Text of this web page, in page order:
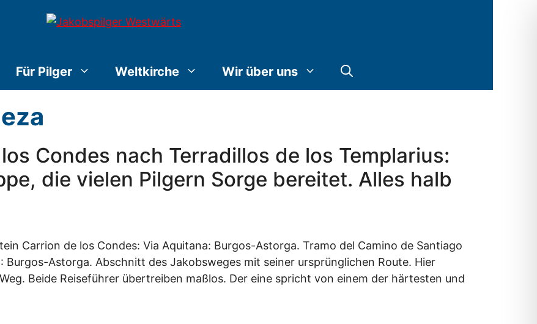
Für Pilger Weltkirche Wir über uns
Condes nach Terradillos de los Templarius:
die vielen Pilgern Sorge bereitet. Alles halb
Carrion de los Condes: Via Aquitana: Burgos-Astorga. Tramo del Camino de Santiago
Burgos-Astorga. Abschnitt des Jakobsweges mit seiner ursprünglichen Route. Hier
Beide Reiseführer übertreiben maßlos. Der eine spricht von einem der härtesten und